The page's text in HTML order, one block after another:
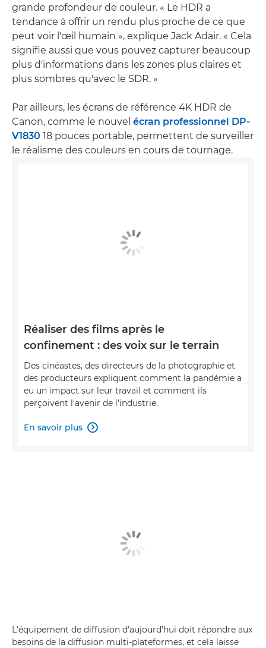
grande profondeur de couleur. « Le HDR a
tendance à offrir un rendu plus proche de ce que
peut voir l'œil humain », explique Jack Adair. « Cela
signifie aussi que vous pouvez capturer beaucoup
plus d'informations dans les zones plus claires et
plus sombres qu'avec le SDR. »
Par ailleurs, les écrans de référence 4K HDR de
Canon, comme le nouvel écran professionnel DP-
V1830 18 pouces portable, permettent de surveiller
le réalisme des couleurs en cours de tournage.
Réaliser des films après le
confinement : des voix sur le terrain
Des cinéastes, des directeurs de la photographie et
des producteurs expliquent comment la pandémie a
eu un impact sur leur travail et comment ils
perçoivent l'avenir de l'industrie.
En savoir plus 
L'équipement de diffusion d'aujourd'hui doit répondre aux
besoins de la diffusion multi-plateformes, et cela laisse